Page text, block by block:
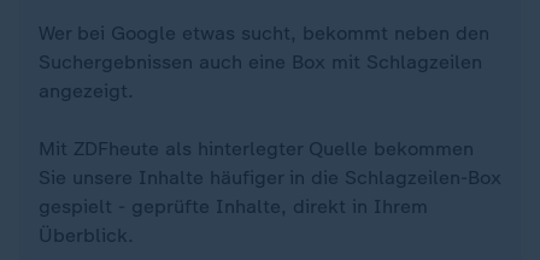
Wer bei Google etwas sucht, bekommt neben den
Suchergebnissen auch eine Box mit Schlagzeilen
angezeigt.
Mit ZDFheute als hinterlegter Quelle bekommen
Sie unsere Inhalte häufiger in die Schlagzeilen-Box
gespielt - geprüfte Inhalte, direkt in Ihrem
Überblick.